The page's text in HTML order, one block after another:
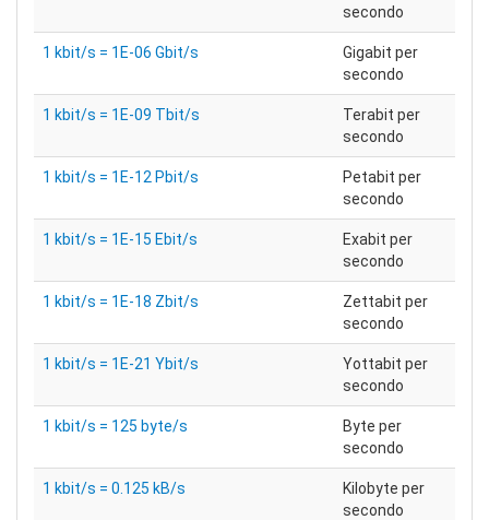
secondo
1 kbit/s = 1E-06 Gbit/s
Gigabit per
secondo
1 kbit/s = 1E-09 Tbit/s
Terabit per
secondo
1 kbit/s = 1E-12 Pbit/s
Petabit per
secondo
1 kbit/s = 1E-15 Ebit/s
Exabit per
secondo
1 kbit/s = 1E-18 Zbit/s
Zettabit per
secondo
1 kbit/s = 1E-21 Ybit/s
Yottabit per
secondo
1 kbit/s = 125 byte/s
Byte per
secondo
1 kbit/s = 0.125 kB/s
Kilobyte per
secondo